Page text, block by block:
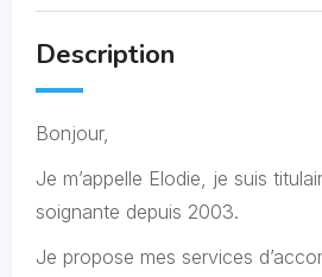
Description
Bonjour,
Je m’appelle Elodie, je suis
soignante depuis 2003.
Je propose mes services